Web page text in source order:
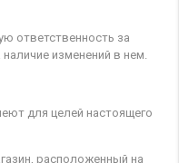
ответственность за
изменений в нем.
для целей настоящего
расположенный на